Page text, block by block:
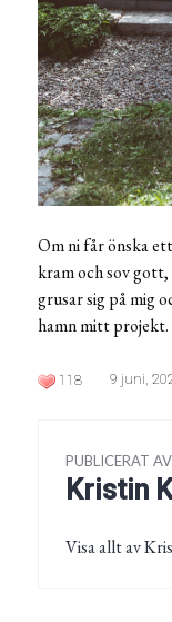
Om ni får önska
kram och sov
grusar sig på mig
hamn mitt projekt.
118 9 juni,
PUBLICERAT AV
Kristin
Visa allt av